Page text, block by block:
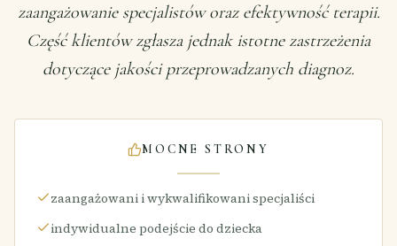
zaangażowanie specjalistów oraz efektywność terapii.
Część klientów zgłasza jednak istotne zastrzeżenia
dotyczące jakości przeprowadzanych diagnoz.
MOCNE STRONY
zaangażowani i wykwalifikowani specjaliści
indywidualne podejście do dziecka